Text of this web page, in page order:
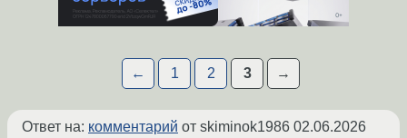
← 1 2 3 →
Ответ на: комментарий от skiminok1986 02.06.2026